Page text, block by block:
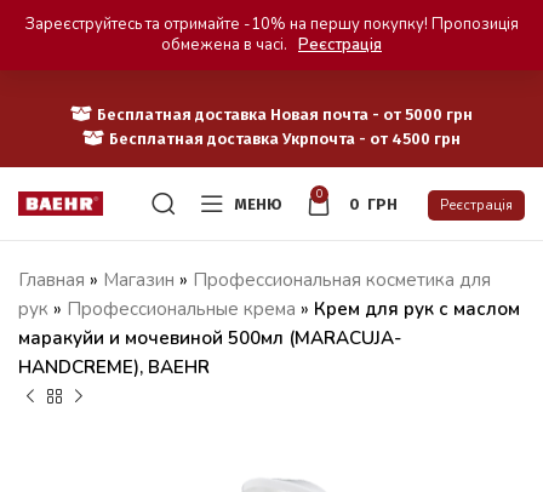
Бесплатная доставка Новая почта - от 5000 грн
Бесплатная доставка Укрпочта - от 4500 грн
МЕНЮ
0
0 ГРН Реєстрація
Главная » Магазин » Профессиональная косметика для
рук » Профессиональные крема » Крем для рук с маслом
маракуйи и мочевиной 500мл (MARACUJA-
HANDCREME), BAEHR
Зареєструйтесь та отримайте -10% на першу покупку! Пропозиція
обмежена в часі. Реєстрація